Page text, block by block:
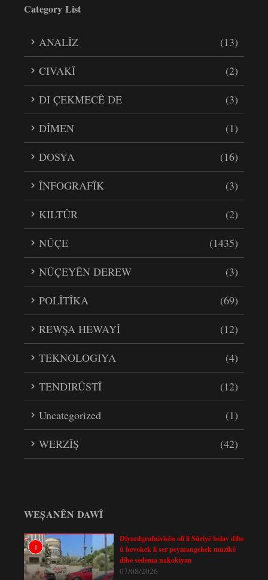
Category List
ANALÎZ
(13)
CIVAKÎ
(2)
DI ÇEKMECÊ DE
(3)
DÎMEN
(1)
DOSYA
(16)
ÎNFOGRAFÎK
(3)
KILTÛR
(2)
NÛÇE
(1435)
NÛÇEYÊN DEREW
(3)
POLÎTÎKA
(69)
REWŞA HEWAYÎ
(12)
TEKNOLOGIYA
(4)
TENDIRÛSTÎ
(12)
Uncategorized
(1)
WERZÎŞ
(42)
WEȘANÊN DAWÎ
1
Diyardgrafnivîsên olî li Sûriyê belav dibe
û hevokek li ser peymangehek muzîkê
dibe sedema nakokiyan
07/08/2026